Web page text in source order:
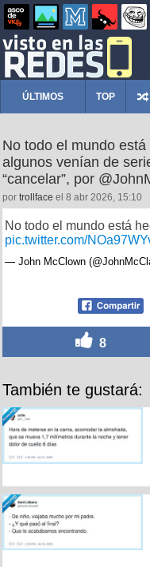
ÚLTIMOS TOP
No todo el mundo
algunos venían de
“cancelar”, por
por trollface el 8 abr 2026, 15:10
No todo el mundo está
pic.twitter.com/
— John McClown
8
También te gustará: